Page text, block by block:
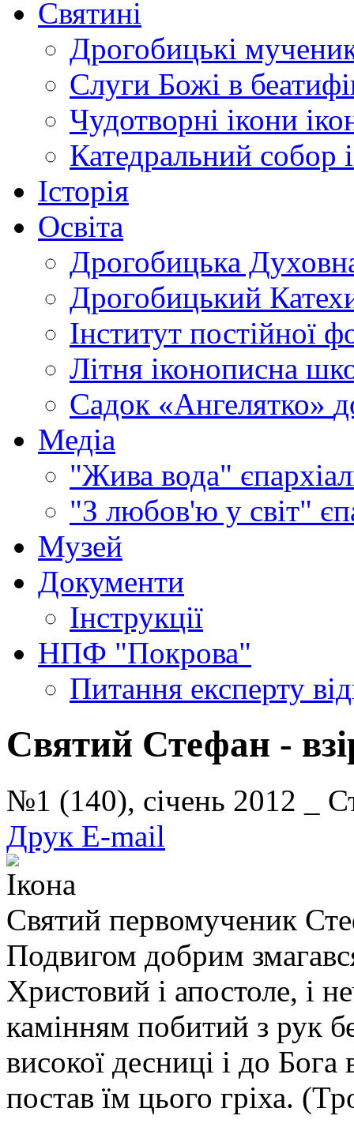
Святині
Дрогобицькі
Слуги Божі в
Чудотворні ікони
Катедральний собор
Історія
Освіта
Дрогобицька
Дрогобицький
Інститут постійної
Літня іконописна
Садок «Ангелятко»
Медіа
"Жива вода"
"З любов'ю у світ"
Музей
Документи
Інструкції
НПФ "Покрова"
Питання експерту
Святий Стефан -
№1 (140), січень 2012 _
Друк E-mail
Ікона
Святий первомученик
Подвигом добрим
Христовий і апостоле, і
камінням побитий з рук
високої десниці і до
постав їм цього гріха.